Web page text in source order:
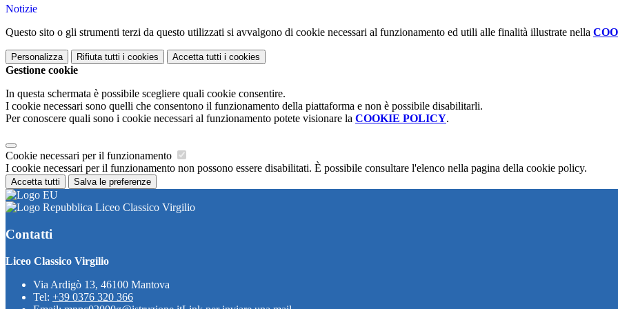
Notizie
Questo sito o gli strumenti terzi da questo utilizzati si avvalgono di cookie necessari al funzionamento ed utili alle finalità illustrate nella
Personalizza Rifiuta tutti i cookies Accetta tutti i cookies
Gestione cookie
In questa schermata è possibile scegliere quali cookie consentire.
I cookie necessari sono quelli che consentono il funzionamento della piattaforma e non è possibile disabilitarli.
Per conoscere quali sono i cookie necessari al funzionamento potete visionare la COOKIE POLICY.
Cookie necessari per il funzionamento
I cookie necessari per il funzionamento non possono essere disabilitati. È possibile consultare l'elenco nella pagina della cookie policy.
Accetta tutti Salva le preferenze
Liceo Classico Virgilio
Contatti
Liceo Classico Virgilio
Via Ardigò 13, 46100 Mantova
Tel: +39 0376 320 366